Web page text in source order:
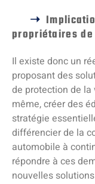
propriétaires
Il existe donc un
proposant des
de protection de la
même, créer des
stratégie
différencier de la
automobile à
répondre à ces
nouvelles